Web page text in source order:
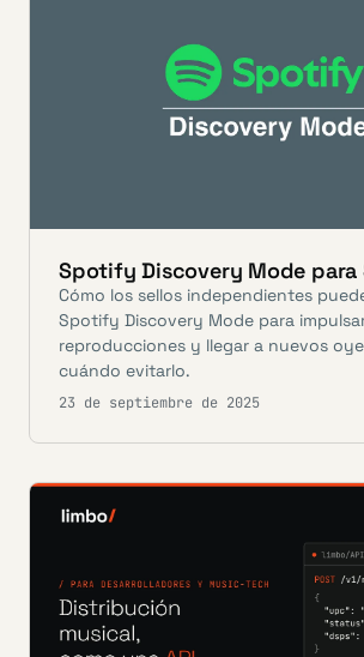
Spotify Discovery Mode para
Cómo los sellos independientes
Spotify Discovery Mode para
reproducciones y llegar a nuevos
cuándo evitarlo.
23 de septiembre de 2025